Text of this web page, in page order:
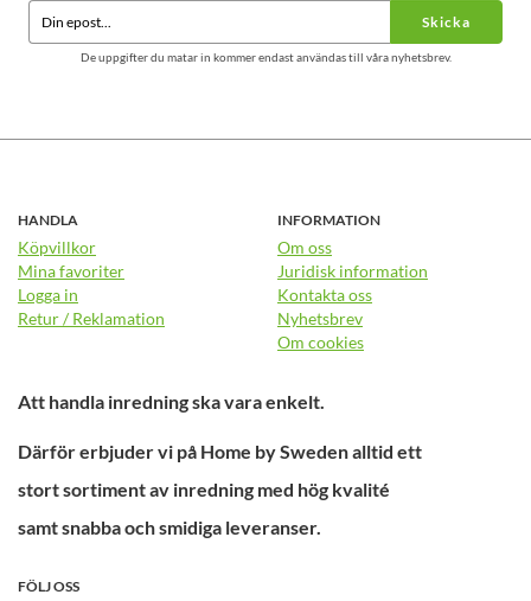
Skicka
De uppgifter du matar in kommer endast användas till våra nyhetsbrev.
HANDLA
Köpvillkor
Mina favoriter
Logga in
Retur / Reklamation
INFORMATION
Om oss
Juridisk information
Kontakta oss
Nyhetsbrev
Om cookies
Att handla inredning ska vara enkelt.
Därför erbjuder vi på Home by Sweden alltid ett
stort sortiment av inredning med hög kvalité
samt snabba och smidiga leveranser.
FÖLJ OSS